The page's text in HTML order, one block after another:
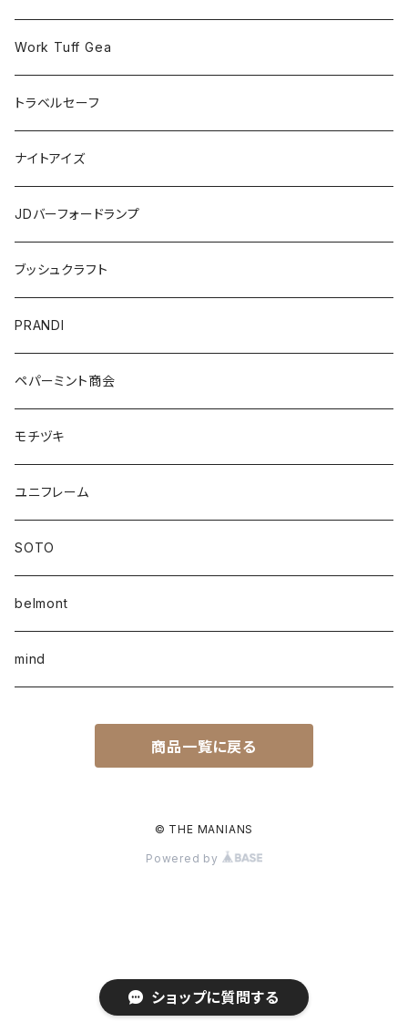
ショップに質問する
Work Tuff Gea
トラベルセーフ
ナイトアイズ
JDバーフォードランプ
ブッシュクラフト
PRANDI
ペパーミント商会
モチヅキ
ユニフレーム
SOTO
belmont
mind
商品一覧に戻る
© THE MANIANS
Powered by